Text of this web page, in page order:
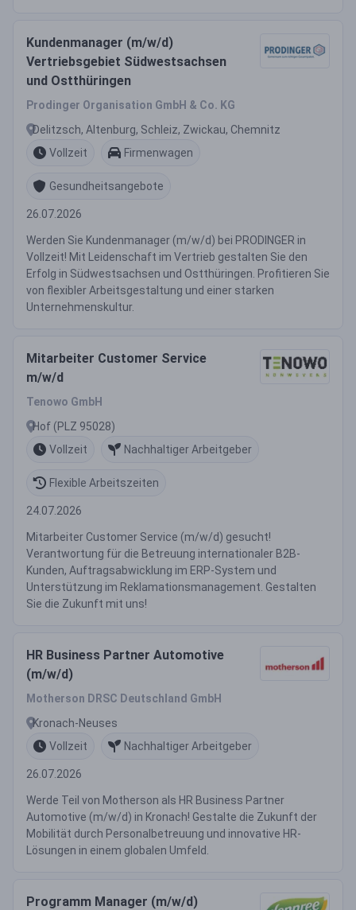
Kundenmanager (m/w/d)
Vertriebsgebiet Südwestsachsen
und Ostthüringen
Prodinger Organisation GmbH & Co. KG
Delitzsch, Altenburg, Schleiz, Zwickau, Chemnitz
Vollzeit
Firmenwagen
Gesundheitsangebote
26.07.2026
Werden Sie Kundenmanager (m/w/d) bei PRODINGER in
Vollzeit! Mit Leidenschaft im Vertrieb gestalten Sie den
Erfolg in Südwestsachsen und Ostthüringen. Profitieren Sie
von flexibler Arbeitsgestaltung und einer starken
Unternehmenskultur.
Mitarbeiter Customer Service
m/w/d
Tenowo GmbH
Hof (PLZ 95028)
Vollzeit
Nachhaltiger Arbeitgeber
Flexible Arbeitszeiten
24.07.2026
Mitarbeiter Customer Service (m/w/d) gesucht!
Verantwortung für die Betreuung internationaler B2B-
Kunden, Auftragsabwicklung im ERP-System und
Unterstützung im Reklamationsmanagement. Gestalten
Sie die Zukunft mit uns!
HR Business Partner Automotive
(m/w/d)
Motherson DRSC Deutschland GmbH
Kronach-Neuses
Vollzeit
Nachhaltiger Arbeitgeber
26.07.2026
Werde Teil von Motherson als HR Business Partner
Automotive (m/w/d) in Kronach! Gestalte die Zukunft der
Mobilität durch Personalbetreuung und innovative HR-
Lösungen in einem globalen Umfeld.
Programm Manager (m/w/d)